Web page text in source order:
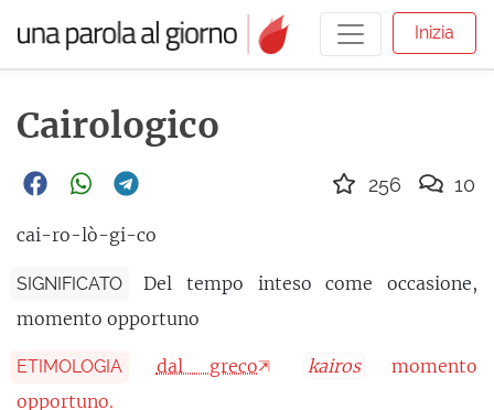
Inizia
Cairologico
cai-ro-lò-gi-co
SIGNIFICATO
Del tempo inteso come occasione,
momento opportuno
ETIMOLOGIA dal greco kairos
momento
opportuno.
256 10